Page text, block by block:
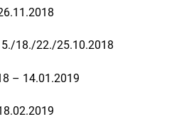
18./22./25.10.2018
14.01.2019